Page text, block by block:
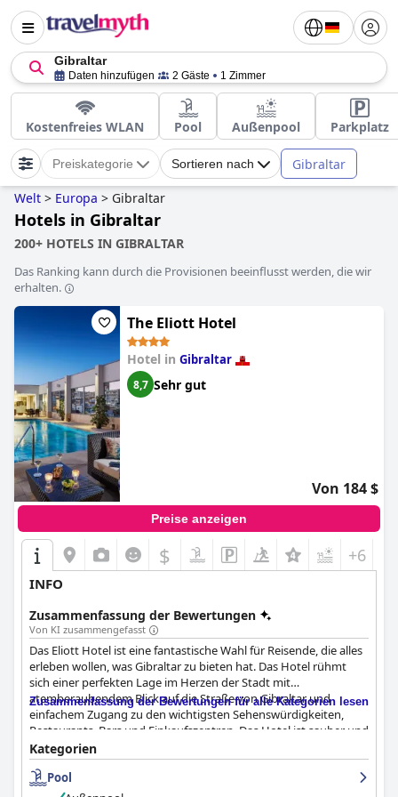
Gibraltar
Daten hinzufügen 2 Gäste 1 Zimmer
Kostenfreies WLAN Pool Außenpool Parkplatz
Preiskategorie Sortieren nach Gibraltar
Welt > Europa > Gibraltar
Hotels in Gibraltar
200+ HOTELS IN GIBRALTAR
Das Ranking kann durch die Provisionen beeinflusst werden, die wir
erhalten.
The Eliott Hotel
Hotel in Gibraltar
8,7 Sehr gut
Von 184 $
Preise anzeigen
$ +6
INFO
Zusammenfassung der Bewertungen
Von KI zusammengefasst
Das Eliott Hotel ist eine fantastische Wahl für Reisende, die alles
erleben wollen, was Gibraltar zu bieten hat. Das Hotel rühmt
sich einer perfekten Lage im Herzen der Stadt mit
atemberaubendem Blick auf die Straße von Gibraltar und
einfachem Zugang zu den wichtigsten Sehenswürdigkeiten,
Restaurants, Bars und Einkaufszentren. Das Hotel ist sauber und
gepflegt, und das Personal ist freundlich und hilfsbereit. Die
Gäste schwärmen vom Frühstück mit seiner großen Auswahl
und der schönen Lage in der obersten Etage. Das hoteleigene
Zusammenfassung der Bewertungen für alle Kategorien lesen
Kategorien
Pool